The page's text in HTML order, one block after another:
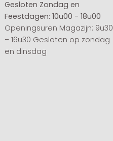
Gesloten Zondag en
Feestdagen: 10u00 - 18u00
Openingsuren Magazijn: 9u30
– 16u30 Gesloten op zondag
en dinsdag